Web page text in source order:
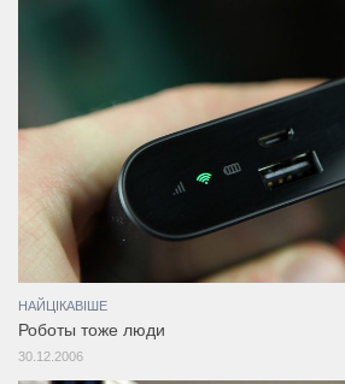
НАЙЦІКАВІШЕ
Роботы тоже люди
30.12.2006